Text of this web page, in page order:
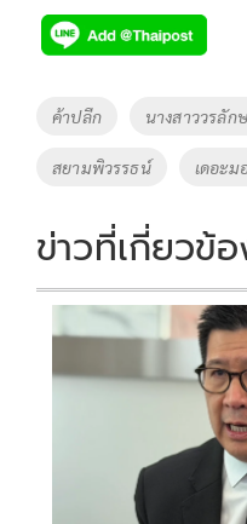
e
b
o
o
k
tt
er
p
y
Li
k
Tags
ค้าปลีก นางสาววรลั
สยามพิวรรธน์ เดอะม
ข่าวที่เกี่ยวข้